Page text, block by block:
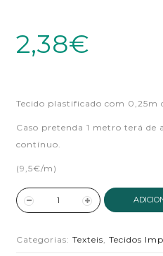
2,38€
Tecido plastificado com
Caso pretenda 1 metro terá de
contínuo.
(9,5€/m)
Categorias: Texteis, Tecidos